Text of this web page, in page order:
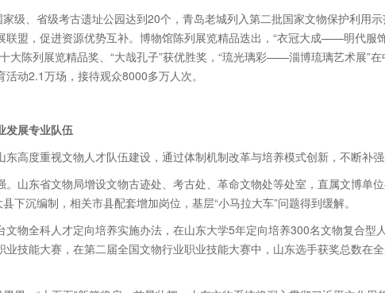
家级、省级考古遗址公园达到20个，青岛老城列入第二批国家文物保护利用
联盟，促进资源优势互补。博物馆陈列展览精品迭出，“衣冠大成——明代
大陈列展览精品奖、“大哉孔子”获优胜奖，“琉光璃彩——淄博琉璃艺术展”
动2.1万场，接待观众8000多万人次。
发展专业队伍
高度重视文物人才队伍建设，通过体制机制改革与培养模式创新，不断补强
。山东省文物局增设文物古迹处、考古处、革命文物处等处室，直属文博单
下沉编制，相关市县配套增加岗位，基层“小马拉大车”问题得到缓解。
文物全科人才定向培养实施办法，在山东大学5年定向培养300名文物复合型
业技能大赛，在第二届全国文物行业职业技能大赛中，山东选手获奖总数在